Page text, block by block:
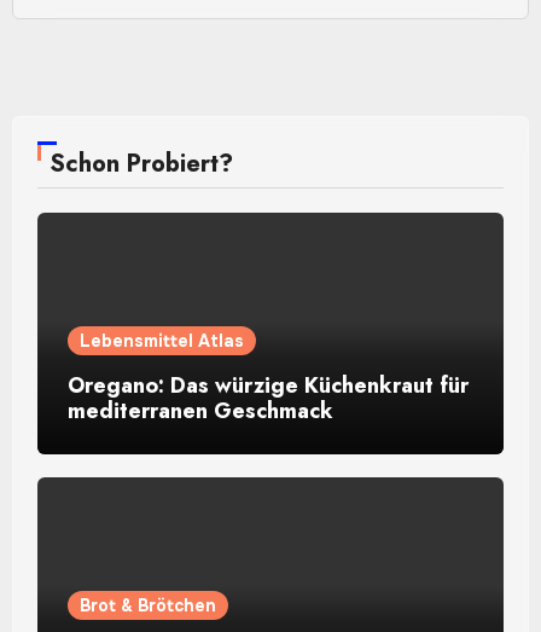
Schon Probiert?
Lebensmittel Atlas
Oregano: Das würzige Küchenkraut für
mediterranen Geschmack
Brot & Brötchen